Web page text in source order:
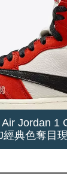
Jordan 1
經典色奪目